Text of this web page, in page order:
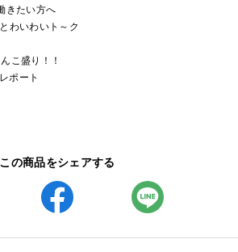
きたい方へ
わいわいト～ク
こ盛り！！
ポート
この商品をシェアする